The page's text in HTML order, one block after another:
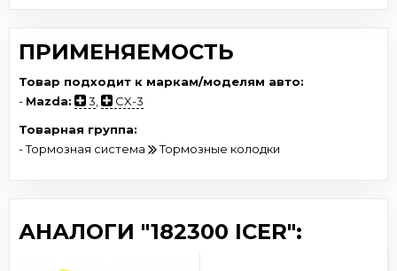
ПРИМЕНЯЕМОСТЬ
Товар подходит к маркам/моделям авто:
- Mazda: 3
CX-3
Товарная группа:
- Тормозная система
Тормозные колодки
АНАЛОГИ "182300 ICER":